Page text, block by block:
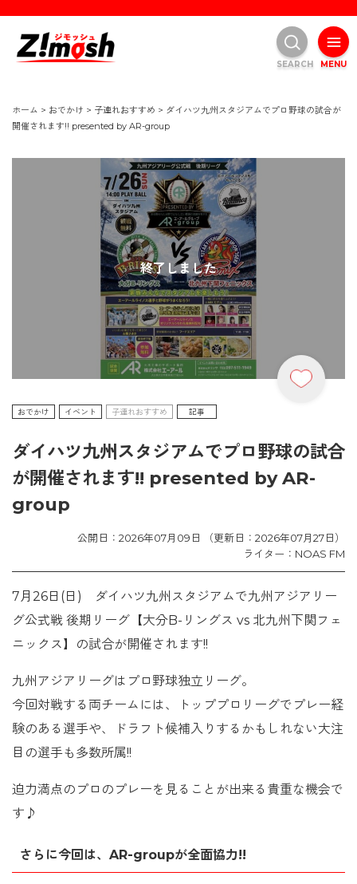
ホーム > おでかけ > 子連れおすすめ > ダイハツ九州スタジアムでプロ野球の試合が
開催されます!! presented by AR-group
終了しました
おでかけ イベント 子連れおすすめ 記事
ダイハツ九州スタジアムでプロ野球の試合
が開催されます!! presented by AR-
group
公開日：2026年07月09日 （更新日：2026年07月27日）
ライター：NOAS FM
7月26日(日) ダイハツ九州スタジアムで九州アジアリー
グ公式戦 後期リーグ【大分B-リングス vs 北九州下関フェ
ニックス】の試合が開催されます!!
九州アジアリーグはプロ野球独立リーグ。
今回対戦する両チームには、トッププロリーグでプレー経
験のある選手や、ドラフト候補入りするかもしれない大注
目の選手も多数所属!!
迫力満点のプロのプレーを見ることが出来る貴重な機会で
す♪
さらに今回は、AR-groupが全面協力!!
MENU
SEARCH